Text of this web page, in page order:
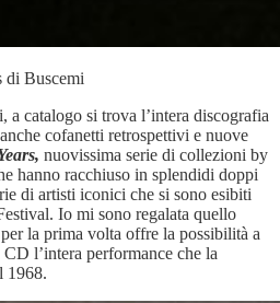
di Buscemi
a catalogo si trova l’intera discografia
cofanetti retrospettivi e nuove
nuovissima serie di collezioni by
hanno racchiuso in splendidi doppi
di artisti iconici che si sono esibiti
Io mi sono regalata quello
la prima volta offre la possibilità a
l’intera performance che la
1968.